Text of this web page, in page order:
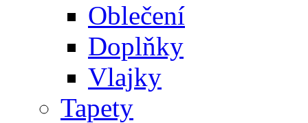
Oblečení
Doplňky
Vlajky
Tapety